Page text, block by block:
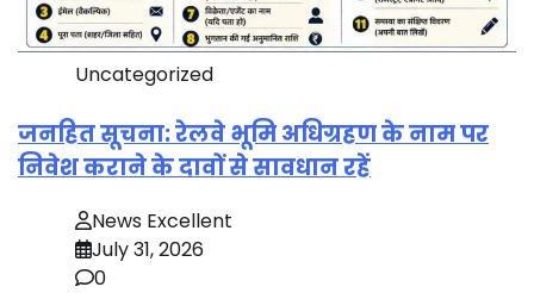
Uncategorized
जनहित सूचना: रेलवे भूमि अधिग्रहण के नाम पर
निवेश कराने के दावों से सावधान रहें
News Excellent
July 31, 2026
0